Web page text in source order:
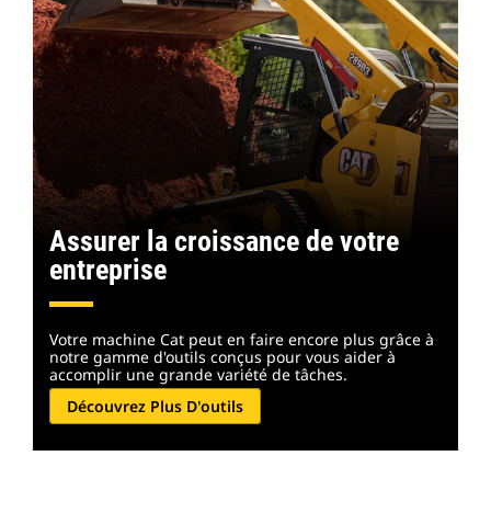
Assurer la croissance de votre
entreprise
Votre machine Cat peut en faire encore plus grâce à
notre gamme d'outils conçus pour vous aider à
accomplir une grande variété de tâches.
Découvrez Plus D'outils